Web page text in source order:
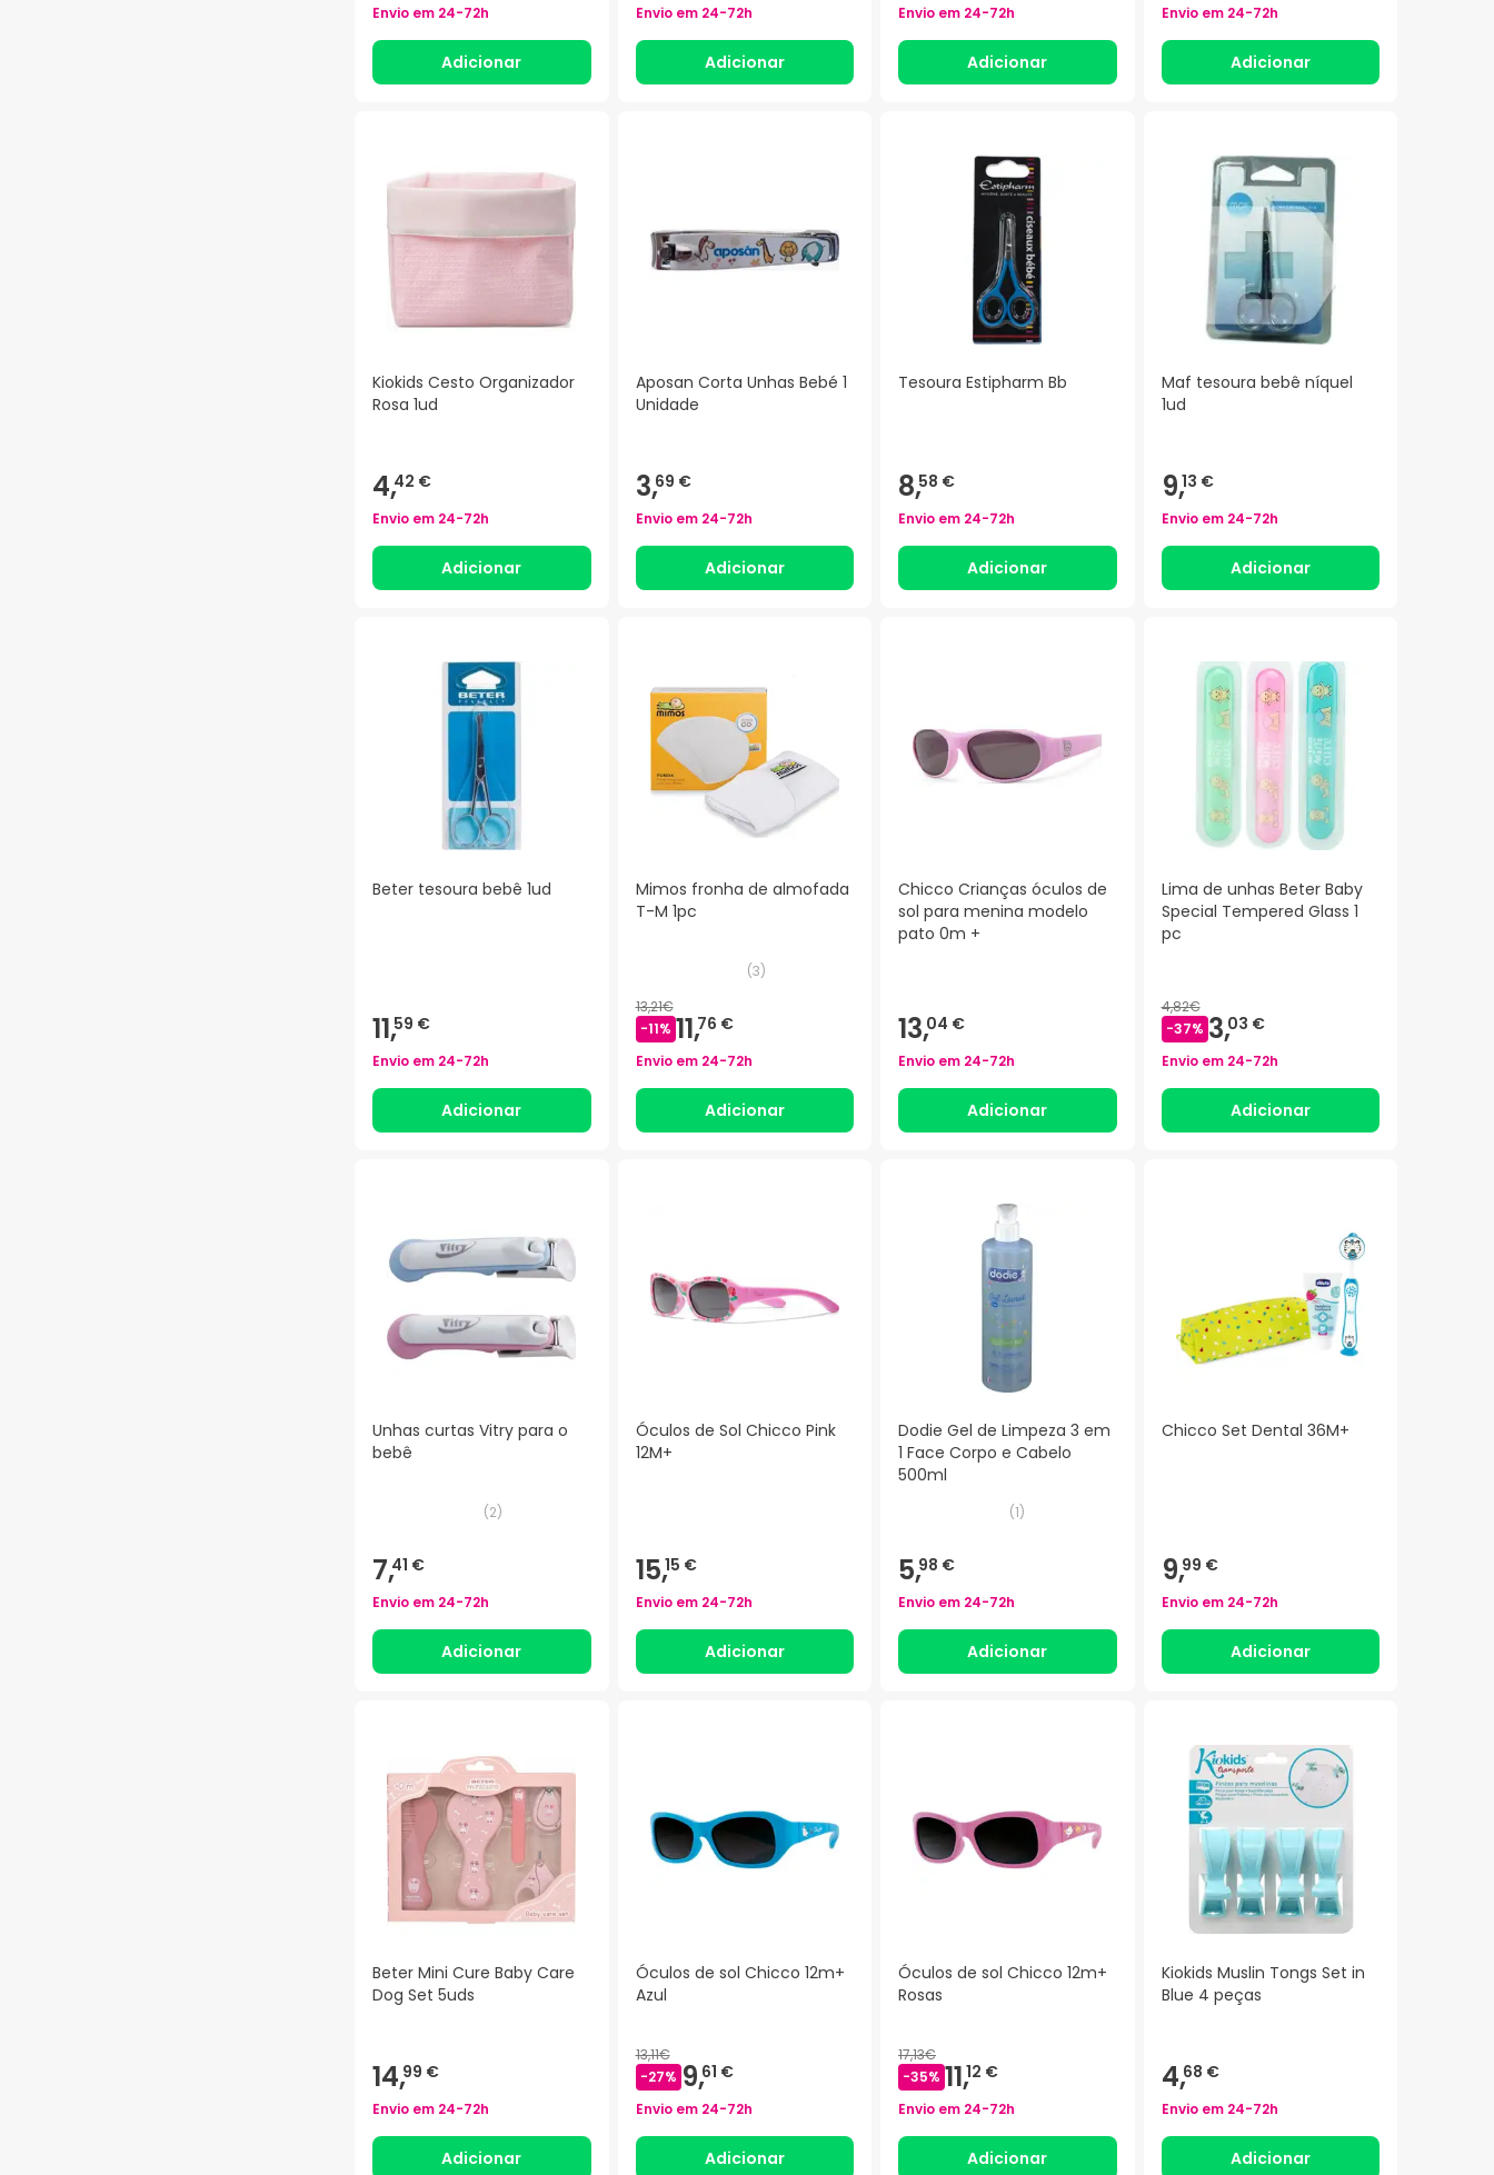
Envio em 24-72h
Adicionar
Envio em 24-72h
Adicionar
Envio em 24-72h
Adicionar
Envio em 24-72h
Adicionar
Kiokids Cesto Organizador
Rosa 1ud
4,42 €
Envio em 24-72h
Adicionar
Aposan Corta Unhas Bebé 1
Unidade
3,69 €
Envio em 24-72h
Adicionar
Tesoura Estipharm Bb
8,58 €
Envio em 24-72h
Adicionar
Maf tesoura bebê níquel
1ud
9,13 €
Envio em 24-72h
Adicionar
Beter tesoura bebê 1ud
11,59 €
Envio em 24-72h
Adicionar
Mimos fronha de almofada
T-M 1pc
(3)
13,21€
-11% 11,76 €
Envio em 24-72h
Adicionar
Chicco Crianças óculos de
sol para menina modelo
pato 0m +
13,04 €
Envio em 24-72h
Adicionar
Lima de unhas Beter Baby
Special Tempered Glass 1
pc
4,82€
-37% 3,03 €
Envio em 24-72h
Adicionar
Unhas curtas Vitry para o
bebê
(2)
7,41 €
Envio em 24-72h
Adicionar
Óculos de Sol Chicco Pink
12M+
15,15 €
Envio em 24-72h
Adicionar
Dodie Gel de Limpeza 3 em
1 Face Corpo e Cabelo
500ml
(1)
5,98 €
Envio em 24-72h
Adicionar
Chicco Set Dental 36M+
9,99 €
Envio em 24-72h
Adicionar
Beter Mini Cure Baby Care
Dog Set 5uds
14,99 €
Envio em 24-72h
Adicionar
Óculos de sol Chicco 12m+
Azul
13,11€
-27% 9,61 €
Envio em 24-72h
Adicionar
Óculos de sol Chicco 12m+
Rosas
17,13€
-35% 11,12 €
Envio em 24-72h
Adicionar
Kiokids Muslin Tongs Set in
Blue 4 peças
4,68 €
Envio em 24-72h
Adicionar